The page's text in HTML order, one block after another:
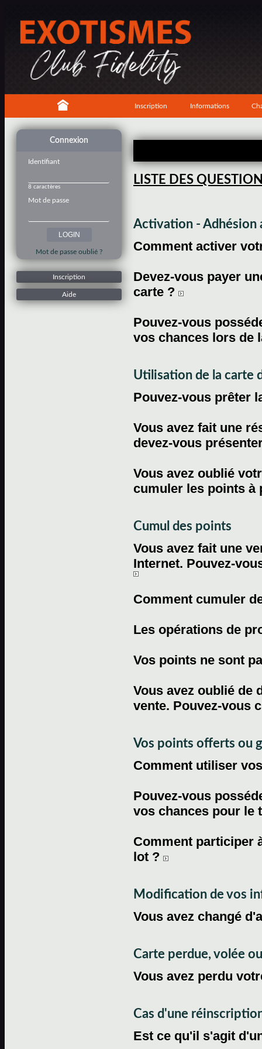
Inscription Informations
Connexion
Identifiant
8 caractères
Mot de passe
Mot de passe oublié ?
Inscription
Aide
LISTE DES
Activation - Adhésion
Comment activer
Devez-vous payer
carte ?
Pouvez-vous
vos chances lors de
Utilisation de la carte
Pouvez-vous prêter
Vous avez fait une
devez-vous
Vous avez oublié
cumuler les points
Cumul des points
Vous avez fait une
Internet. Pouvez-
Comment cumuler
Les opérations de
Vos points ne sont
Vous avez oublié de
vente. Pouvez-vous
Vos points offerts ou
Comment utiliser
Pouvez-vous
vos chances pour le
Comment participer
lot ?
Modification de vos
Vous avez changé
Carte perdue, volée
Vous avez perdu
Cas d'une
Est ce qu'il s'agit